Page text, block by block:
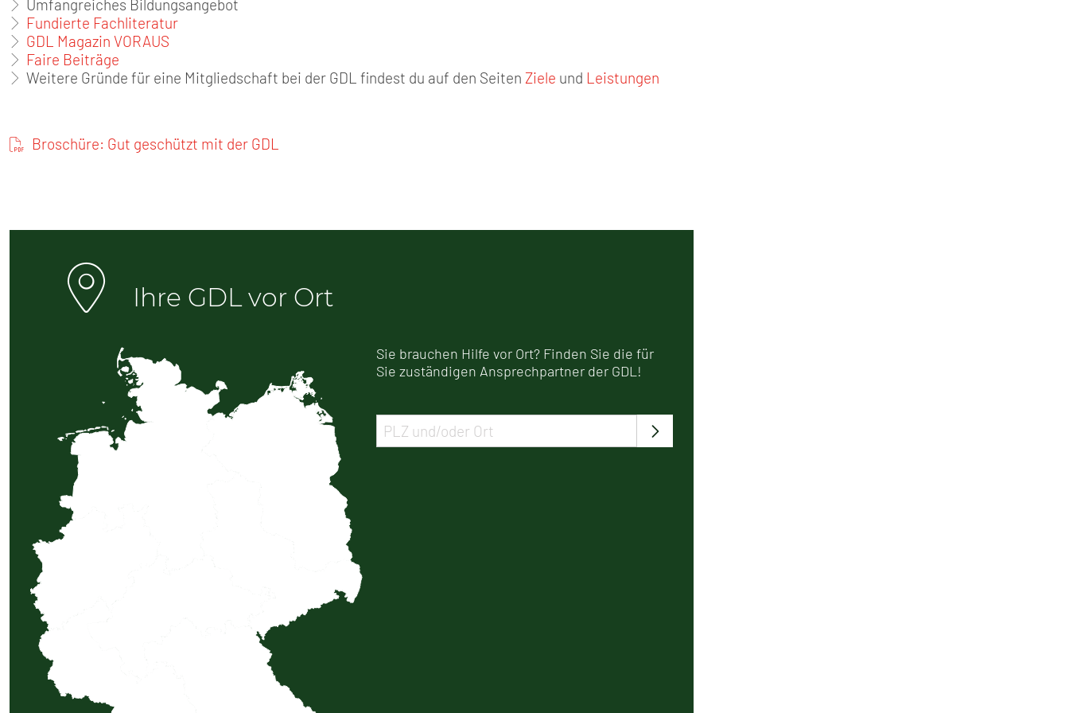
Umfangreiches Bildungsangebot
Fundierte Fachliteratur
GDL Magazin VORAUS
Faire Beiträge
Weitere Gründe für eine Mitgliedschaft bei der GDL findest du auf den Seiten Ziele und Leistungen
Broschüre: Gut geschützt mit der GDL
Ihre GDL vor Ort
Sie brauchen Hilfe vor Ort? Finden Sie die für
Sie zuständigen Ansprechpartner der GDL!